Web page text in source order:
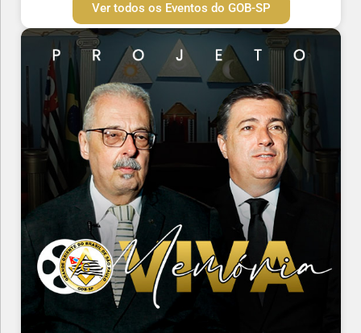
Ver todos os Eventos do GOB-SP